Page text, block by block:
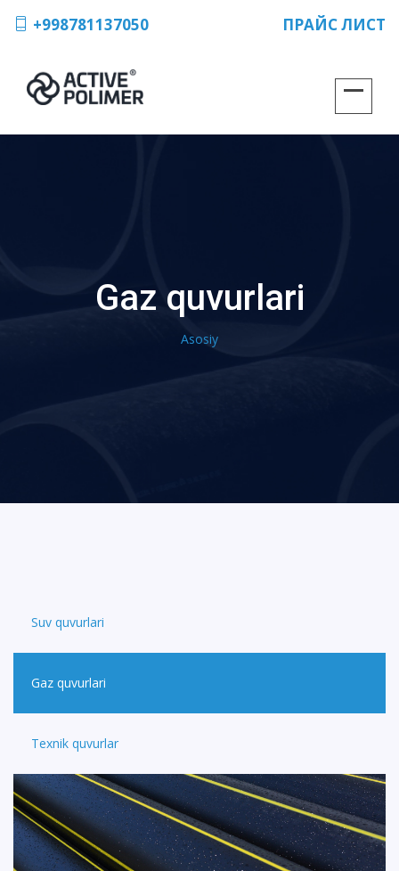
+998781137050 ПРАЙС ЛИСТ
Gaz quvurlari
Asosiy
Suv quvurlari
Gaz quvurlari
Texnik quvurlar